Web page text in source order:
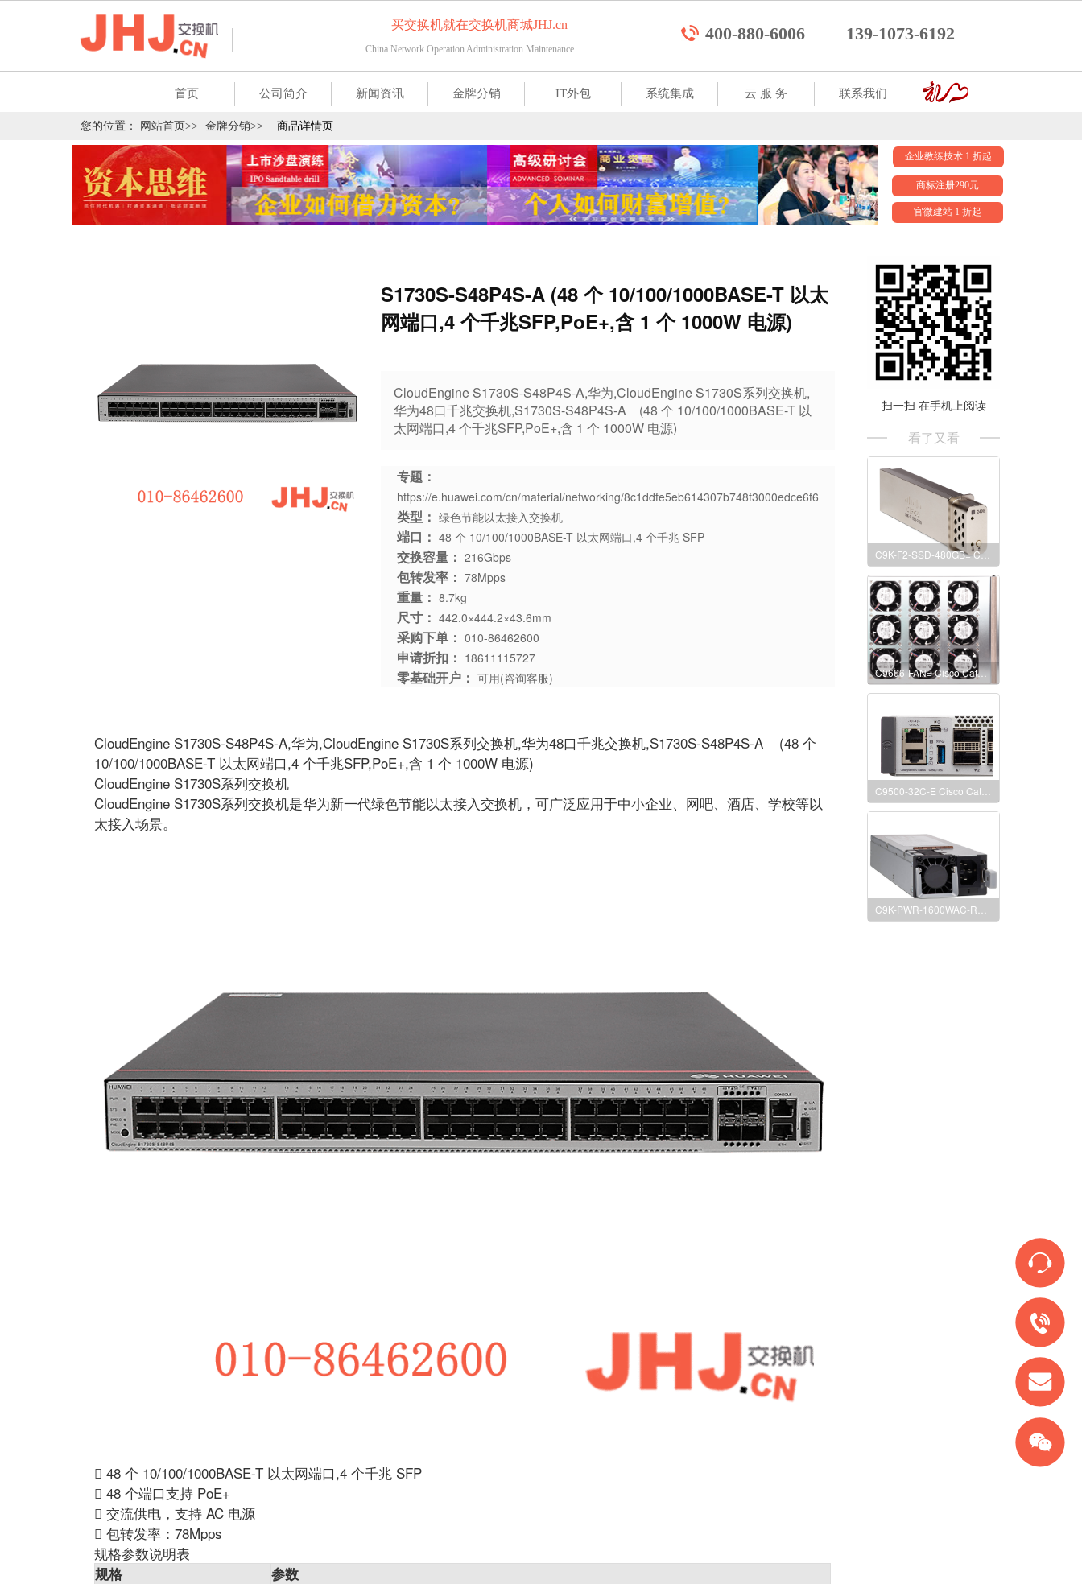
400-880-6006
买交换机就在交换机商城JHJ.cn
China Network Operation Administration Maintenance
139-1073-6192
首页 公司简介 新闻资讯 金牌分销 IT外包 系统集成 云 服 务 联系我们
您的位置： 网站首页>> 金牌分销>> 商品详情页
商标注册290元
官微建站 1 折起
企业教练技术 1 折起
S1730S-S48P4S-A (48 个 10/100/1000BASE-T 以太
网端口,4 个千兆SFP,PoE+,含 1 个 1000W 电源)
CloudEngine S1730S-S48P4S-A,华为,CloudEngine S1730S系列交换机,
华为48口千兆交换机,S1730S-S48P4S-A (48 个 10/100/1000BASE-T 以
太网端口,4 个千兆SFP,PoE+,含 1 个 1000W 电源)
专题：
https://e.huawei.com/cn/material/networking/8c1ddfe5eb614307b748f3000edce6f6
类型： 绿色节能以太接入交换机
端口： 48 个 10/100/1000BASE-T 以太网端口,4 个千兆 SFP
交换容量： 216Gbps
包转发率： 78Mpps
重量： 8.7kg
尺寸： 442.0×444.2×43.6mm
采购下单： 010-86462600
申请折扣： 18611115727
零基础开户： 可用(咨询客服)
CloudEngine S1730S-S48P4S-A,华为,CloudEngine S1730S系列交换机,华为48口千兆交换机,S1730S-S48P4S-A (48 个
10/100/1000BASE-T 以太网端口,4 个千兆SFP,PoE+,含 1 个 1000W 电源)
CloudEngine S1730S系列交换机
CloudEngine S1730S系列交换机是华为新一代绿色节能以太接入交换机，可广泛应用于中小企业、网吧、酒店、学校等以
太接入场景。
 48 个 10/100/1000BASE-T 以太网端口,4 个千兆 SFP
 48 个端口支持 PoE+
 交流供电，支持 AC 电源
 包转发率：78Mpps
规格参数说明表
规格 参数
扫一扫 在手机上阅读
看了又看
C9K-F2-SSD-480GB= Cisco Catalyst 9600 Series 480GB SSD Storage 思科9600系列交换机用 480Gb固态硬盘
C9606-FAN= Cisco Catalyst 9600 Series C9606 Chassis Fan Tray 思科9606交换机 风扇